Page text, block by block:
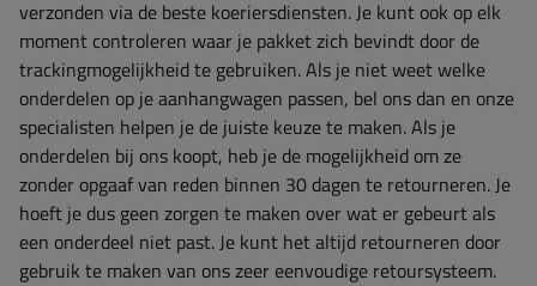
verzonden via de beste koeriersdiensten. Je kunt ook op elk
moment controleren waar je pakket zich bevindt door de
trackingmogelijkheid te gebruiken. Als je niet weet welke
onderdelen op je aanhangwagen passen, bel ons dan en onze
specialisten helpen je de juiste keuze te maken. Als je
onderdelen bij ons koopt, heb je de mogelijkheid om ze
zonder opgaaf van reden binnen 30 dagen te retourneren. Je
hoeft je dus geen zorgen te maken over wat er gebeurt als
een onderdeel niet past. Je kunt het altijd retourneren door
gebruik te maken van ons zeer eenvoudige retoursysteem.